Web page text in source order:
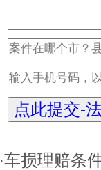
·车损理赔条